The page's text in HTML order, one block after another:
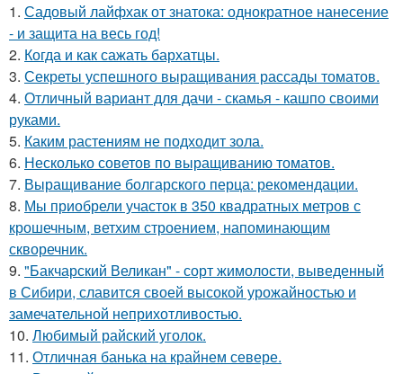
1. Садовый лайфхак от знатока: однократное нанесение
- и защита на весь год!
2. Когда и как сажать бархатцы.
3. Секреты успешного выращивания рассады томатов.
4. Отличный вариант для дачи - скамья - кашпо своими
руками.
5. Каким растениям не подходит зола.
6. Несколько советов по выращиванию томатов.
7. Выращивание болгарского перца: рекомендации.
8. Мы приобрели участок в 350 квадратных метров с
крошечным, ветхим строением, напоминающим
скворечник.
9. "Бакчарский Великан" - сорт жимолости, выведенный
в Сибири, славится своей высокой урожайностью и
замечательной неприхотливостью.
10. Любимый райский уголок.
11. Отличная банька на крайнем севере.